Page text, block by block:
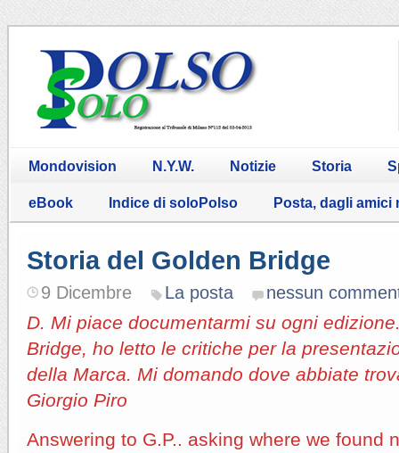
Mondovision N.Y.W. Notizie Storia
eBook Indice di soloPolso Posta, dagli amici
Storia del Golden Bridge
9 Dicembre La posta nessun
D. Mi piace documentarmi su ogni
Bridge, ho letto le critiche per la
della Marca. Mi domando dove abbiate
Giorgio Piro
Answering to G.P.. asking where we found